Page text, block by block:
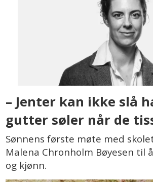
– Jenter kan ikke slå
gutter søler når de
Sønnens første møte med
Malena Chronholm Bøyesen til
og kjønn.